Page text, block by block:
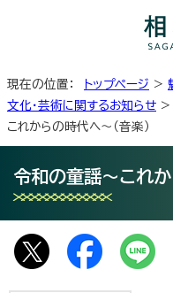
現在の位置： トップページ >
文化・芸術に関するお知らせ >
これからの時代へ～（音楽）
令和の童謡～これか